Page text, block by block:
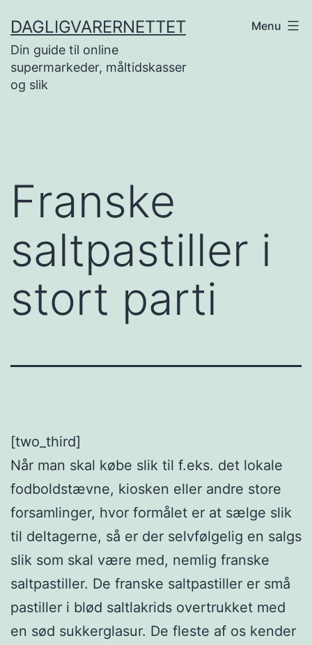
to
content
DAGLIGVARERNETTET
Din guide til online
supermarkeder, måltidskasser
og slik
Menu
Franske
saltpastiller i
stort parti
[two_third]
Når man skal købe slik til f.eks. det lokale
fodboldstævne, kiosken eller andre store
forsamlinger, hvor formålet er at sælge slik
til deltagerne, så er der selvfølgelig en salgs
slik som skal være med, nemlig franske
saltpastiller. De franske saltpastiller er små
pastiller i blød saltlakrids overtrukket med
en sød sukkerglasur. De fleste af os kender